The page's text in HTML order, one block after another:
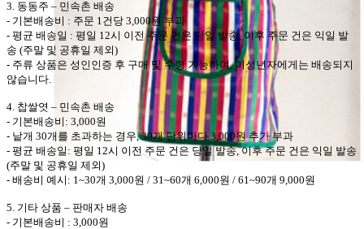
3. 동동주 – 민속촌 배송
- 기본배송비 : 주문 1 건당 3,000원 부과
- 평균 배송일 : 평일 12시 이전 주문 건은 당일 발송,이후 주문 건은 익일 발
송 (주말 및 공휴일 제외)
- 주류 상품은 성인인증 후 구매 및 수령 가능하며,미성년자에게는 배송되지
않습니다
4. 찹쌀엿 – 민속촌 배송
- 기본배송비 : 3,000원
- 낱개 30개를 초과하는 경우, 30개 단위마다3,000원 추가 부과
- 평균 배송일 : 평일 12시 이전 주문 건은 당일 발송,이후 주문 건은 익일 발송
(주말 및 공휴일 제외)
- 배송비 예시 : 1~30개 3,000원 / 31~60개 6,000원 / 61~90개 9,000원
5. 기타 상품 – 판매자 배송
- 기본배송비 : 3,000원